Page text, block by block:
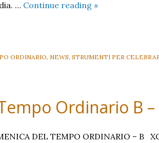
… Continue reading XXX
Ordinario
–
»
ORDINARIO NEWS STRUMENTI PER
Ordinario B –
DEL TEMPO ORDINARIO – B